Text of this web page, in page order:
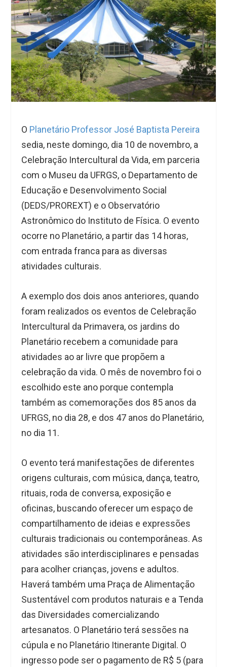
O Planetário Professor José Baptista Pereira
sedia, neste domingo, dia 10 de novembro, a
Celebração Intercultural da Vida, em parceria
com o Museu da UFRGS, o Departamento de
Educação e Desenvolvimento Social
(DEDS/PROREXT) e o Observatório
Astronômico do Instituto de Física. O evento
ocorre no Planetário, a partir das 14 horas,
com entrada franca para as diversas
atividades culturais.
A exemplo dos dois anos anteriores, quando
foram realizados os eventos de Celebração
Intercultural da Primavera, os jardins do
Planetário recebem a comunidade para
atividades ao ar livre que propõem a
celebração da vida. O mês de novembro foi o
escolhido este ano porque contempla
também as comemorações dos 85 anos da
UFRGS, no dia 28, e dos 47 anos do Planetário,
no dia 11.
O evento terá manifestações de diferentes
origens culturais, com música, dança, teatro,
rituais, roda de conversa, exposição e
oficinas, buscando oferecer um espaço de
compartilhamento de ideias e expressões
culturais tradicionais ou contemporâneas. As
atividades são interdisciplinares e pensadas
para acolher crianças, jovens e adultos.
Haverá também uma Praça de Alimentação
Sustentável com produtos naturais e a Tenda
das Diversidades comercializando
artesanatos. O Planetário terá sessões na
cúpula e no Planetário Itinerante Digital. O
ingresso pode ser o pagamento de R$ 5 (para